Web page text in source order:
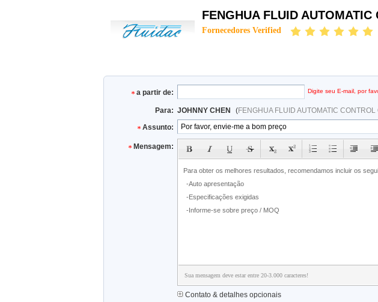
FENGHUA FLUID AUTOMATIC
Fornecedores Verified
a partir de: Digite seu E-mail, por
Para: JOHNNY CHEN (FENGHUA FLUID AUTOMATIC CONTROL
Assunto:
Mensagem:
Sua mensagem deve estar entre 20-3.000 caracteres!
Contato & detalhes opcionais